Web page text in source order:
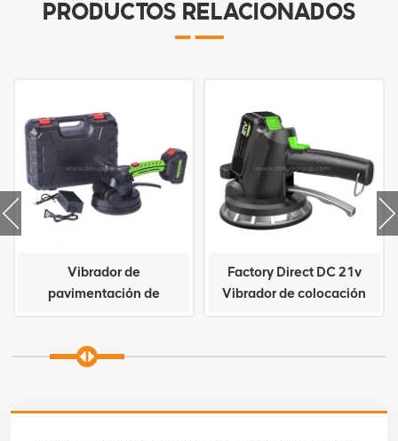
PRODUCTOS RELACIONADOS
Vibrador de
pavimentación de
eficiencia DC 21v
Factory Direct DC 21v
Vibrador de colocación